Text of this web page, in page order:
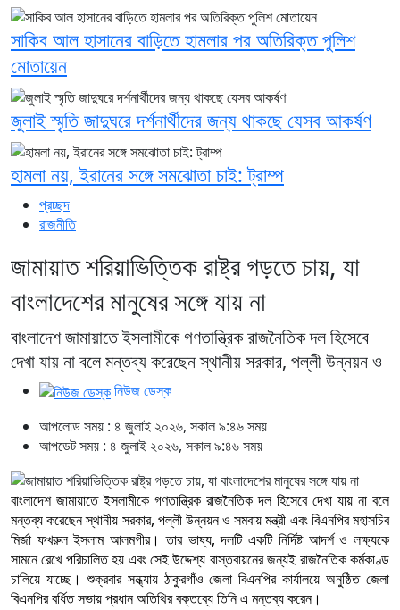
প্রচ্ছদ
রাজনীতি
জামায়াত শরিয়াভিত্তিক রাষ্ট্র গড়তে চায়, যা
বাংলাদেশের মানুষের সঙ্গে যায় না
বাংলাদেশ জামায়াতে ইসলামীকে গণতান্ত্রিক রাজনৈতিক দল হিসেবে
দেখা যায় না বলে মন্তব্য করেছেন স্থানীয় সরকার, পল্লী উন্নয়ন ও
নিউজ ডেস্ক
আপলোড সময় : ৪ জুলাই ২০২৬, সকাল ৯:৪৬ সময়
আপডেট সময় : ৪ জুলাই ২০২৬, সকাল ৯:৪৬ সময়
বাংলাদেশ জামায়াতে ইসলামীকে গণতান্ত্রিক রাজনৈতিক দল হিসেবে দেখা যায় না বলে
মন্তব্য করেছেন স্থানীয় সরকার, পল্লী উন্নয়ন ও সমবায় মন্ত্রী এবং বিএনপির মহাসচিব
মির্জা ফখরুল ইসলাম আলমগীর। তার ভাষ্য, দলটি একটি নির্দিষ্ট আদর্শ ও লক্ষ্যকে
সামনে রেখে পরিচালিত হয় এবং সেই উদ্দেশ্য বাস্তবায়নের জন্যই রাজনৈতিক কর্মকাণ্ড
চালিয়ে যাচ্ছে। শুক্রবার সন্ধ্যায় ঠাকুরগাঁও জেলা বিএনপির কার্যালয়ে অনুষ্ঠিত জেলা
বিএনপির বর্ধিত সভায় প্রধান অতিথির বক্তব্যে তিনি এ মন্তব্য করেন।
সাকিব আল হাসানের বাড়িতে হামলার পর অতিরিক্ত পুলিশ
মোতায়েন
জুলাই স্মৃতি জাদুঘরে দর্শনার্থীদের জন্য থাকছে যেসব আকর্ষণ
হামলা নয়, ইরানের সঙ্গে সমঝোতা চাই: ট্রাম্প